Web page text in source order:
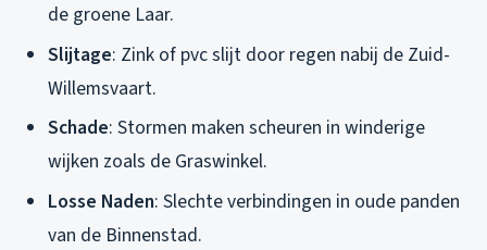
de groene Laar.
Slijtage: Zink of pvc slijt door regen nabij de Zuid-
Willemsvaart.
Schade: Stormen maken scheuren in winderige
wijken zoals de Graswinkel.
Losse Naden: Slechte verbindingen in oude panden
van de Binnenstad.